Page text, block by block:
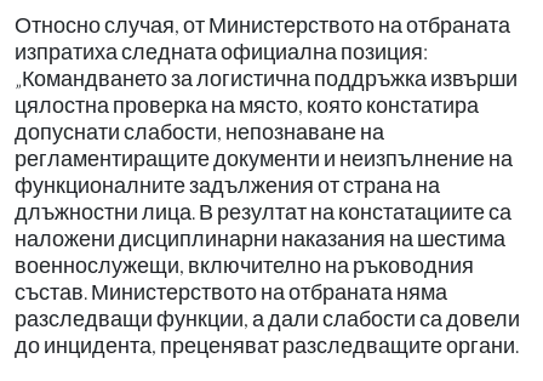
Относно случая, от Министерството на отбраната
изпратиха следната официална позиция:
„Командването за логистична поддръжка извърши
цялостна проверка на място, която констатира
допуснати слабости, непознаване на
регламентиращите документи и неизпълнение на
функционалните задължения от страна на
длъжностни лица. В резултат на констатациите са
наложени дисциплинарни наказания на шестима
военнослужещи, включително на ръководния
състав. Министерството на отбраната няма
разследващи функции, а дали слабости са довели
до инцидента, преценяват разследващите органи.